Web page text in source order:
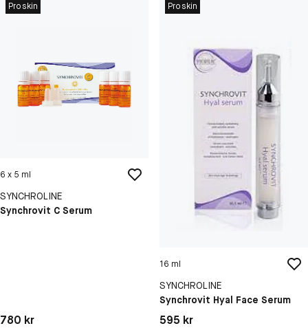
Proskin
6 x 5 ml
SYNCHROLINE
Synchrovit C Serum
Pris: 780 kr
780 kr
Proskin
16 ml
SYNCHROLINE
Synchrovit Hyal Face Serum
Pris: 595 kr
595 kr